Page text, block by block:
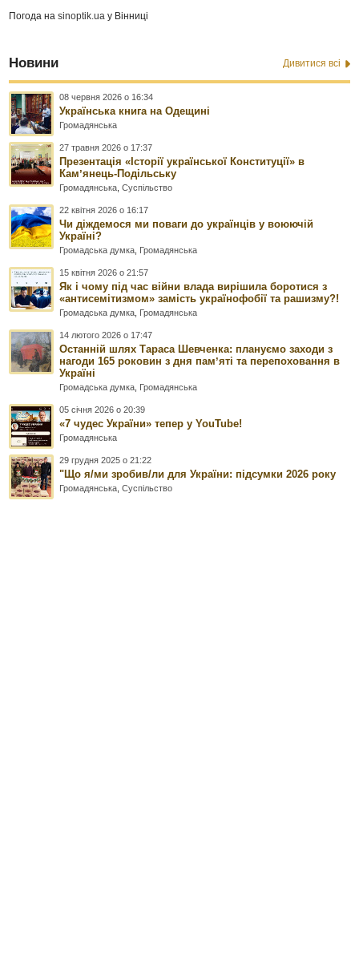
Погода наsinoptik.ua у Вінниці
Новини Дивитися всі
08 червня 2026 о 16:34
Українська книга на Одещині
Громадянська
27 травня 2026 о 17:37
Презентація «Історії української Конституції» в
Камʼянець-Подільську
Громадянська ,Суспільство
22 квітня 2026 о 16:17
Чи діждемося ми поваги до українців у воюючій
Україні?
Громадська думка Громадянська
15 квітня 2026 о 21:57
Як і чому під час війни влада вирішила боротися з
«антисемітизмом» замість українофобії та рашизму?!
Громадська думка Громадянська
14 лютого 2026 о 17:47
Останній шлях Тараса Шевченка: плануємо заходи з
нагоди 165 роковин з дня памʼяті та перепоховання в
Україні
Громадська думка Громадянська
05 січня 2026 о 20:39
«7 чудес України» тепер у YouTube!
Громадянська
29 грудня 2025 о 21:22
"Що я/ми зробив/ли для України: підсумки 2026 року
Громадянська ,Суспільство